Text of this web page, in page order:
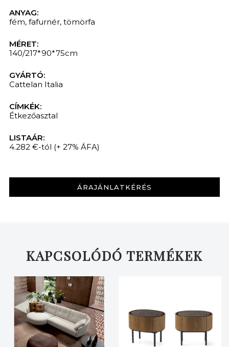
ANYAG:
fém, fafurnér, tömörfa
MÉRET:
140/217*90*75cm
GYÁRTÓ:
Cattelan Italia
CÍMKÉK:
Étkezőasztal
LISTAÁR:
4.282 €-tól (+ 27% ÁFA)
ÁRAJÁNLATKÉRÉS
KAPCSOLÓDÓ TERMÉKEK